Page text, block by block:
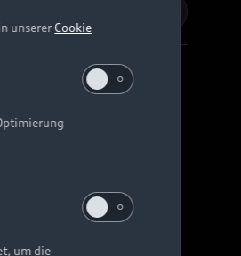
Act
unsererCookie
um die